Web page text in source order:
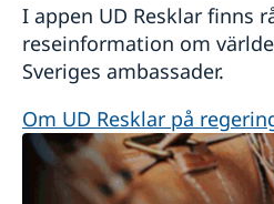
I appen UD Resklar finns
reseinformation om
Sveriges ambassader.
Om UD Resklar på